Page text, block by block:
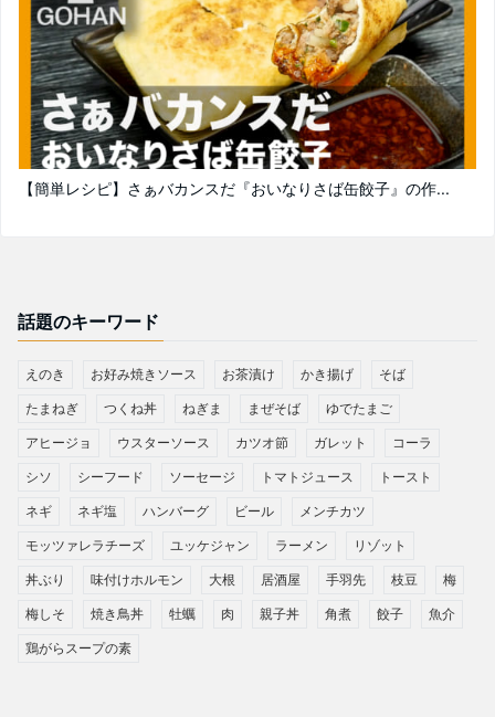
【簡単レシピ】さぁバカンスだ『おいなりさば缶餃子』の作...
話題のキーワード
えのき お好み焼きソース お茶漬け かき揚げ そば
たまねぎ つくね丼 ねぎま まぜそば ゆでたまご
アヒージョ ウスターソース カツオ節 ガレット コーラ
シソ シーフード ソーセージ トマトジュース トースト
ネギ ネギ塩 ハンバーグ ビール メンチカツ
モッツァレラチーズ ユッケジャン ラーメン リゾット
丼ぶり 味付けホルモン 大根 居酒屋 手羽先 枝豆 梅
梅しそ 焼き鳥丼 牡蠣 肉 親子丼 角煮 餃子 魚介
鶏がらスープの素